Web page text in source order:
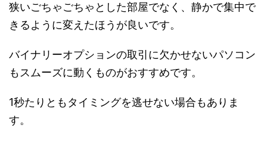
狭いごちゃごちゃとした部屋でなく、静かで集中で
きるように変えたほうが良いです。
バイナリーオプションの取引に欠かせないパソコン
もスムーズに動くものがおすすめです。
1秒たりともタイミングを逃せない場合もありま
す。